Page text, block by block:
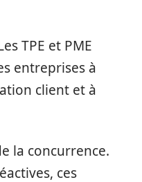
TPE et PME
entreprises à
client et à
la concurrence.
ces